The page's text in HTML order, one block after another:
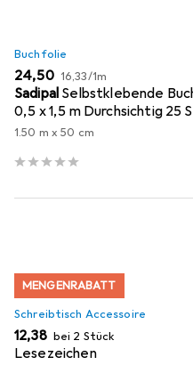
Buchfolie
EUR
24,50 EUR
16,33/1m
Sadipal Selbstklebende
0,5 x 1,5 m Durchsichtig 25
1.50 m x 50 cm
MENGENRABATT
Schreibtisch Accessoire
EUR
12,38 bei 2 Stück
Lesezeichen